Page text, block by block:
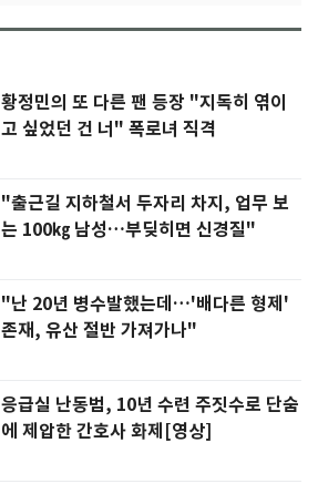
황정민의 또 다른 팬 등장 "지독히 엮이
고 싶었던 건 너" 폭로녀 직격
"출근길 지하철서 두자리 차지, 업무 보
는 100㎏ 남성…부딪히면 신경질"
"난 20년 병수발했는데…'배다른 형제'
존재, 유산 절반 가져가나"
응급실 난동범, 10년 수련 주짓수로 단숨
에 제압한 간호사 화제[영상]